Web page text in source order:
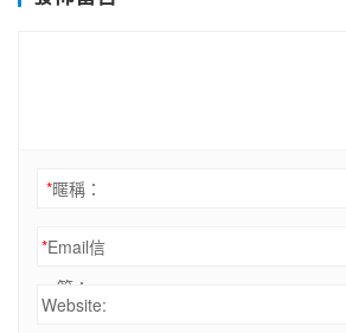
*暱稱：
*Email信
箱：
Website: